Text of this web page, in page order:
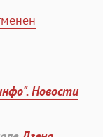
Новости